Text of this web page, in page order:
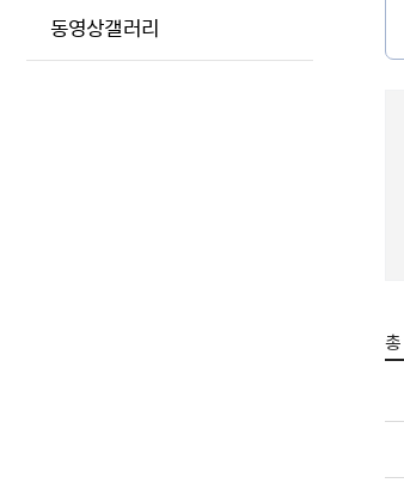
동영상갤러리
총